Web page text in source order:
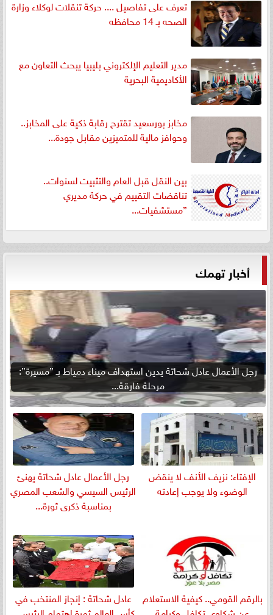
تعرف على تفاصيل .... حركة تنقلات لوكلاء وزارة
الصحه بـ 14 محافظه
مدير التعليم الإلكتروني بليبيا يبحث التعاون مع
الأكاديمية البحرية
مخابز بورسعيد تقترح رقابة ذكية على المخابز..
وحوافز مالية للمتميزين مقابل جودة...
بين النقل قبل العام والتثبيت لسنوات..
تناقضات التقييم في حركة مديري
”مستشفيات...
أخبار تهمك
رجل الأعمال عادل شحاتة يدين استهداف ميناء دمياط بـ ”مسيرة”:
مرحلة فارقة...
الإفتاء: نزيف الأنف لا ينقض
الوضوء ولا يوجب إعادته
رجل الأعمال عادل شحاتة يهنئ
الرئيس السيسي والشعب المصري
بمناسبة ذكرى ثورة...
بالرقم القومي.. كيفية الاستعلام
عادل شحاتة : إنجاز المنتخب في